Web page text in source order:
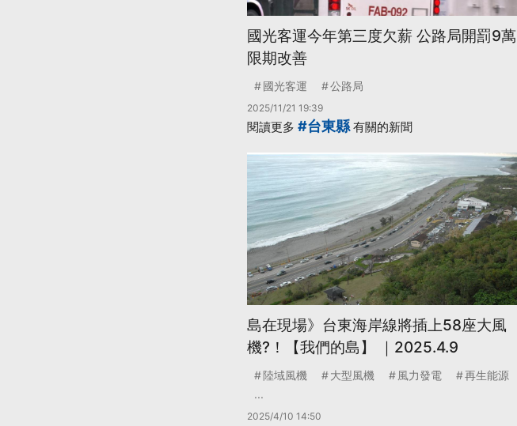
國光客運今年第三度欠薪 公路局開罰9萬
限期改善
國光客運 公路局
2025/11/21 19:39
閱讀更多 #台東縣有關的新聞
島在現場》台東海岸線將插上58座大風
機?！【我們的島】 ​｜2025.4.9
陸域風機 大型風機 風力發電
再生能源
...
2025/4/10 14:50